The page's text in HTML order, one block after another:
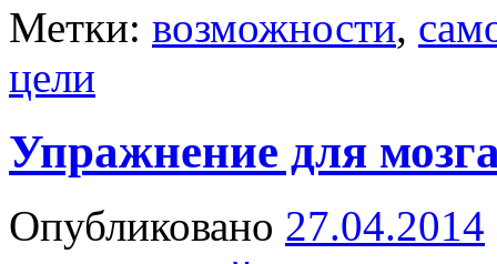
Метки: возможности,
цели
Упражнение для
Опубликовано 27.04.2014